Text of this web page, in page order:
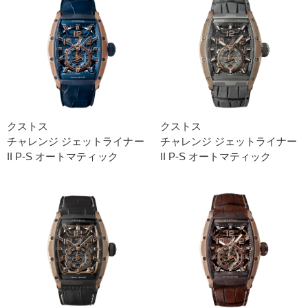
クストス
チャレンジ ジェットライナー
II P-S オートマティック
クストス
チャレンジ ジェットライナー
II P-S オートマティック